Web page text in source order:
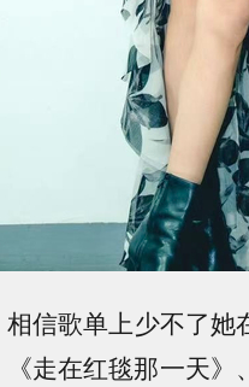
信歌单上少不了她
走在红毯那一天